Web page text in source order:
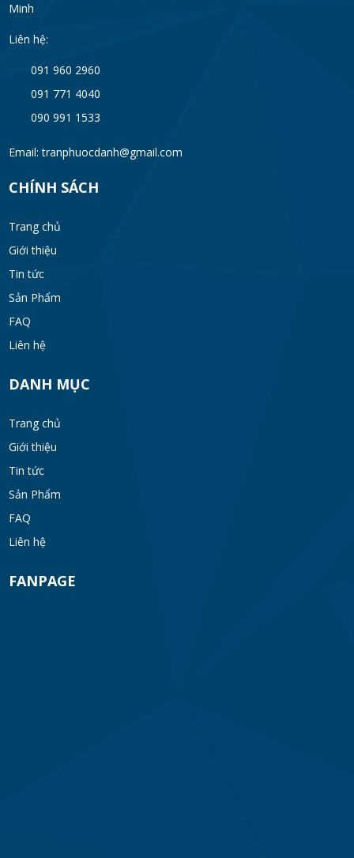
Có hỗ trợ thiết kế theo bản vẽ kỹ thuật
không?
SUN 05, 2026
Sản phẩm có chịu được tải trọng xe tải
Minh
Liên hệ:
091 960 2960
091 771 4040
090 991 1533
Email: tranphuocdanh@gmail.com
CHÍNH SÁCH
Trang chủ
Giới thiệu
Tin tức
Sản Phẩm
FAQ
Liên hệ
DANH MỤC
Trang chủ
Giới thiệu
Tin tức
Sản Phẩm
FAQ
Liên hệ
FANPAGE